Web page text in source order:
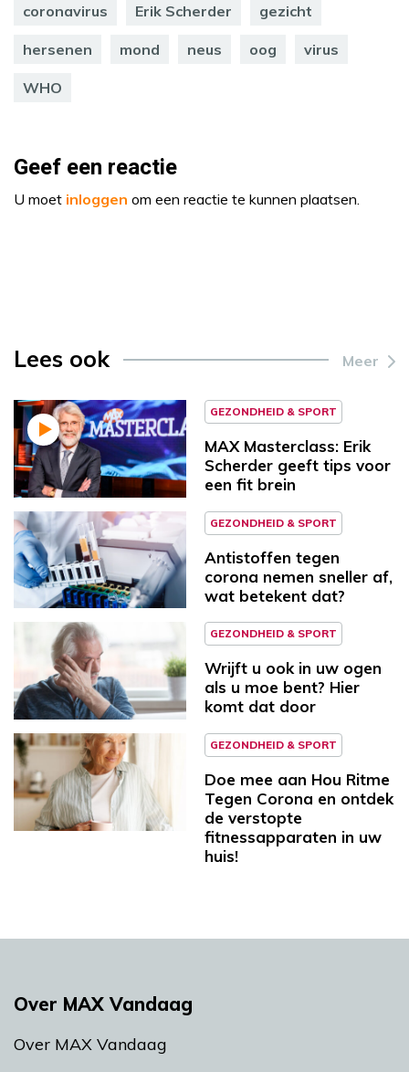
coronavirus Erik Scherder gezicht
hersenen mond neus oog virus
WHO
Geef een reactie
U moet inloggen om een reactie te kunnen plaatsen.
Lees ook Meer
GEZONDHEID & SPORT
MAX Masterclass: Erik
Scherder geeft tips voor
een fit brein
GEZONDHEID & SPORT
Antistoffen tegen
corona nemen sneller af,
wat betekent dat?
GEZONDHEID & SPORT
Wrijft u ook in uw ogen
als u moe bent? Hier
komt dat door
GEZONDHEID & SPORT
Doe mee aan Hou Ritme
Tegen Corona en ontdek
de verstopte
fitnessapparaten in uw
huis!
Over MAX Vandaag
Over MAX Vandaag